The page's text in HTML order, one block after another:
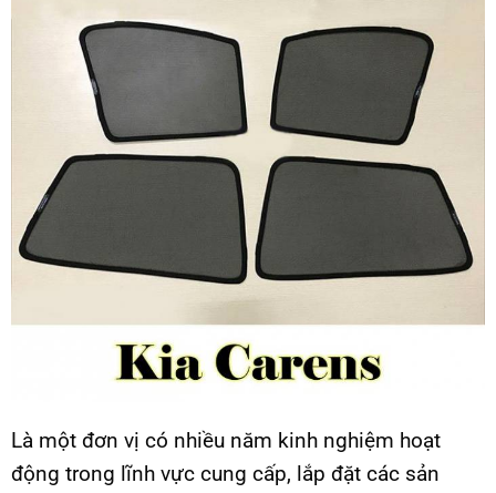
Là một đơn vị có nhiều năm kinh nghiệm hoạt
động trong lĩnh vực cung cấp, lắp đặt các sản